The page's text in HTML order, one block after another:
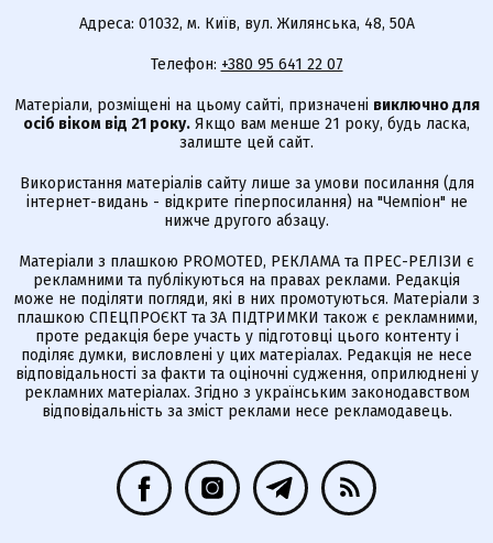
Адреса: 01032, м. Київ, вул. Жилянська, 48, 50А
Телефон: +380 95 641 22 07
Матеріали, розміщені на цьому сайті, призначені виключно для
осіб віком від 21 року. Якщо вам менше 21 року, будь ласка,
залиште цей сайт.
Використання матеріалів сайту лише за умови посилання (для
інтернет-видань - відкрите гіперпосилання) на "Чемпіон" не
нижче другого абзацу.
Матеріали з плашкою PROMOTED, РЕКЛАМА та ПРЕС-РЕЛІЗИ є
рекламними та публікуються на правах реклами. Редакція
може не поділяти погляди, які в них промотуються. Матеріали з
плашкою СПЕЦПРОЄКТ та ЗА ПІДТРИМКИ також є рекламними,
проте редакція бере участь у підготовці цього контенту і
поділяє думки, висловлені у цих матеріалах. Редакція не несе
відповідальності за факти та оціночні судження, оприлюднені у
рекламних матеріалах. Згідно з українським законодавством
відповідальність за зміст реклами несе рекламодавець.